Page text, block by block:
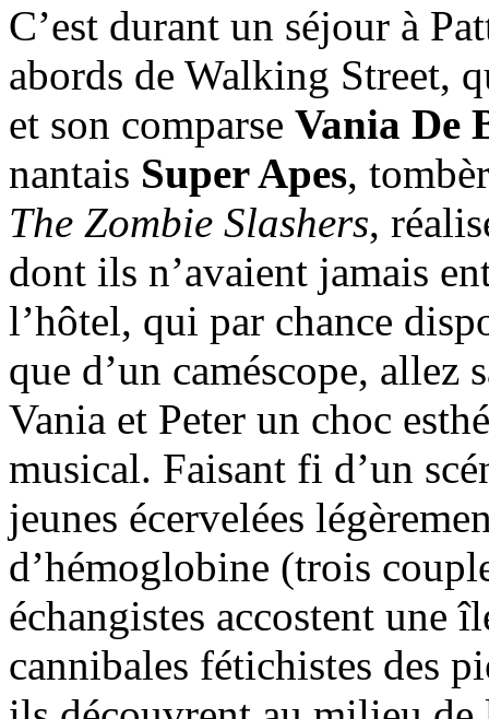
C’est durant un séjour à
abords de Walking Street,
et son comparse Vania De
nantais Super Apes,
The Zombie Slashers,
dont ils n’avaient jamais
l’hôtel, qui par chance
que d’un caméscope,
Vania et Peter un choc
musical. Faisant fi d’un
jeunes écervelées
d’hémoglobine (trois
échangistes accostent une
cannibales fétichistes des